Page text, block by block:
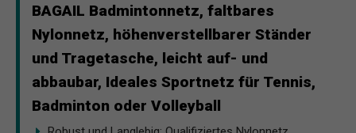
BAGAIL Badmintonnetz, faltbares
Nylonnetz, höhenverstellbarer Ständer
und Tragetasche, leicht auf- und
abbaubar, Ideales Sportnetz für Tennis,
Badminton oder Volleyball